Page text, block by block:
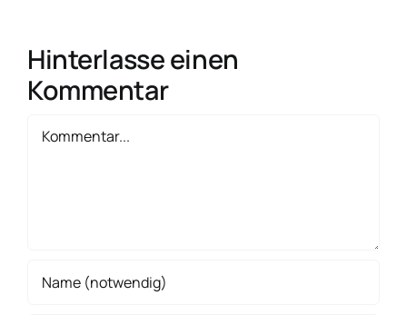
Hinterlasse einen
Kommentar